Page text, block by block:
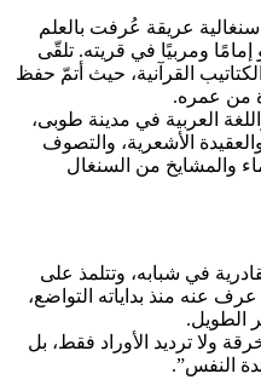
عريقة عُرفت بالعلم
ومربيًا في قريته. تلقّى
القرآنية، حيث أتمّ حفظ
من عمره.
العربية في مدينة طوبى،
الأشعرية، والتصوف
والمشايخ من السنغال
في شبابه، وتتلمذ على
عنه منذ بداياته التواضع،
الطويل.
ولا ترديد الأوراد فقط، بل
النفس”.